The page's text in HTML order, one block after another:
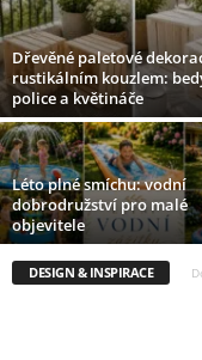
Dřevěné paletové
rustikálním kouzlem:
police a květináče
Léto plné smíchu: vodní
dobrodružství pro malé
objevitele
DESIGN & INSPIRACE